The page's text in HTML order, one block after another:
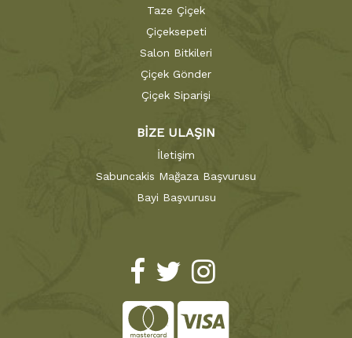
Taze Çiçek
Çiçeksepeti
Salon Bitkileri
Çiçek Gönder
Çiçek Siparişi
BİZE ULAŞIN
İletişim
Sabuncakis Mağaza Başvurusu
Bayi Başvurusu